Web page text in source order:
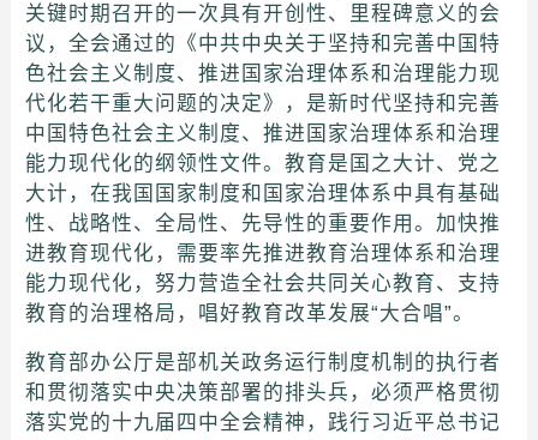
关键时期召开的一次具有开创性、里程碑意义的会
议，全会通过的《中共中央关于坚持和完善中国特
色社会主义制度、推进国家治理体系和治理能力现
代化若干重大问题的决定》，是新时代坚持和完善
中国特色社会主义制度、推进国家治理体系和治理
能力现代化的纲领性文件。教育是国之大计、党之
大计，在我国国家制度和国家治理体系中具有基础
性、战略性、全局性、先导性的重要作用。加快推
进教育现代化，需要率先推进教育治理体系和治理
能力现代化，努力营造全社会共同关心教育、支持
教育的治理格局，唱好教育改革发展“大合唱”。
教育部办公厅是部机关政务运行制度机制的执行者
和贯彻落实中央决策部署的排头兵，必须严格贯彻
落实党的十九届四中全会精神，践行习近平总书记